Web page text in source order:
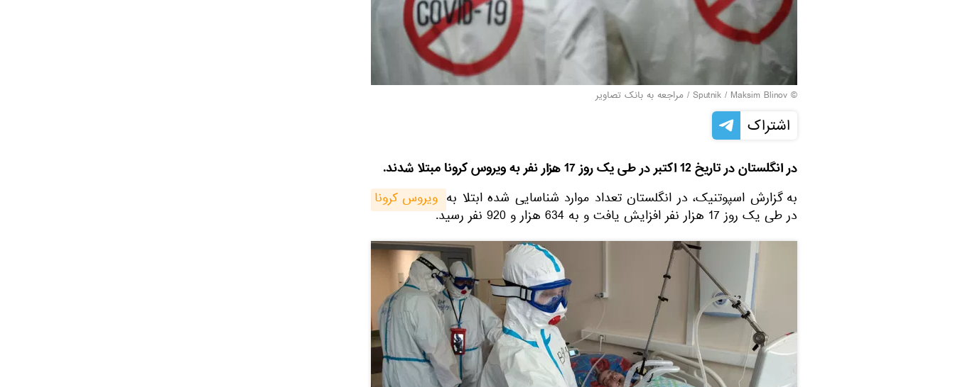
© Sputnik / Maksim Blinov
/ مراجعه به بانک تصاویر
اشتراک
در انگلستان در تاریخ 12 اکتبر در طی یک روز 17 هزار نفر به ویروس کرونا مبتلا شدند.
به گزارش اسپوتنیک، در انگلستان تعداد موارد شناسایی شده ابتلا به ویروس کرونا
در طی یک روز 17 هزار نفر افزایش یافت و به 634 هزار و 920 نفر رسید.